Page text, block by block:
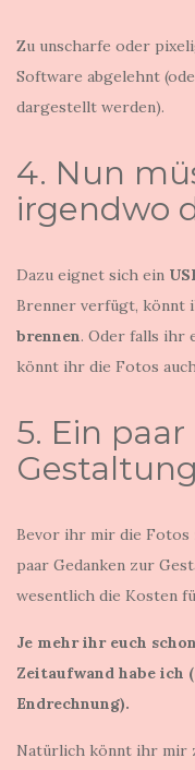
Zu unscharfe oder
Software abgelehnt
dargestellt werden).
4. Nun
irgendwo
Dazu eignet sich ein
Brenner verfügt, könnt
brennen. Oder falls ihr
könnt ihr die Fotos
5. Ein
Bevor ihr mir die Fotos
paar Gedanken zur
wesentlich die Kosten
Je mehr ihr euch
Zeitaufwand habe ich
Endrechnung).
Natürlich könnt ihr mir